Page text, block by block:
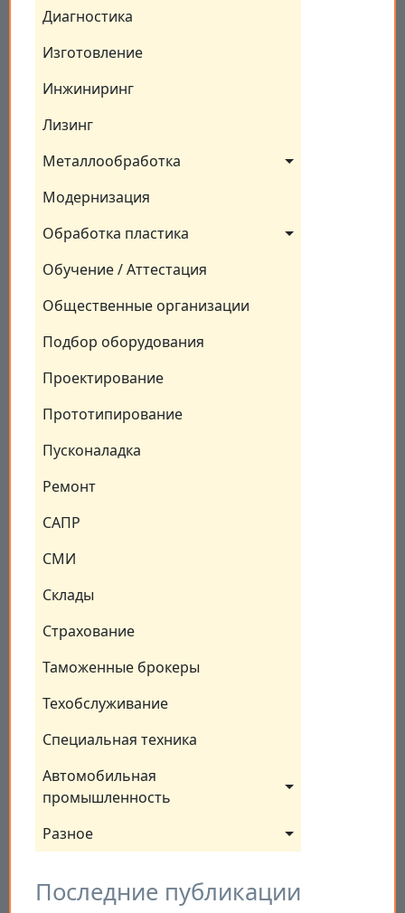
Диагностика
Изготовление
Инжиниринг
Лизинг
Металлообработка
Модернизация
Обработка пластика
Обучение / Аттестация
Общественные организации
Подбор оборудования
Проектирование
Прототипирование
Пусконаладка
Ремонт
САПР
СМИ
Склады
Страхование
Таможенные брокеры
Техобслуживание
Специальная техника
Автомобильная
промышленность
Разное
Последние публикации